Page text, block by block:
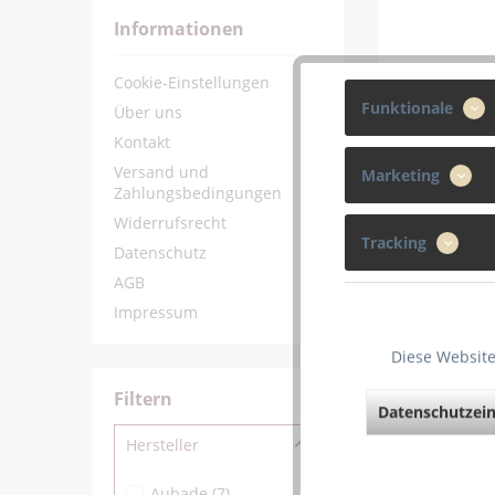
Informationen
Cookie-Einstellungen
Über uns
Kontakt
Versand und
Zahlungsbedingungen
Widerrufsrecht
Datenschutz
AGB
Impressum
Filtern
Hersteller
Funktionale
Marketing
Tracking
Diese